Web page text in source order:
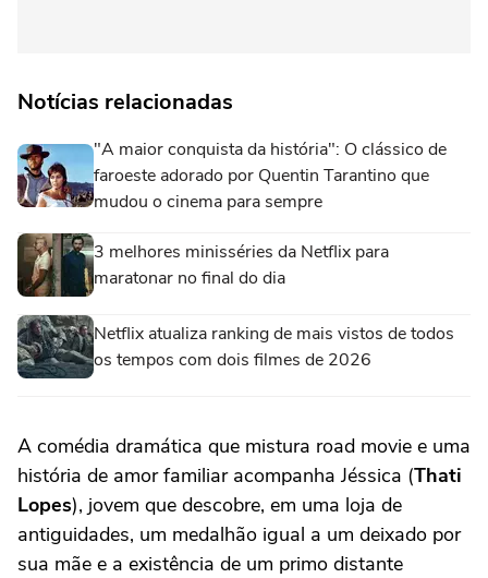
Notícias relacionadas
"A maior conquista da história": O clássico de
faroeste adorado por Quentin Tarantino que
mudou o cinema para sempre
3 melhores minisséries da Netflix para
maratonar no final do dia
Netflix atualiza ranking de mais vistos de todos
os tempos com dois filmes de 2026
A comédia dramática que mistura road movie e uma
história de amor familiar acompanha Jéssica (Thati
Lopes), jovem que descobre, em uma loja de
antiguidades, um medalhão igual a um deixado por
sua mãe e a existência de um primo distante